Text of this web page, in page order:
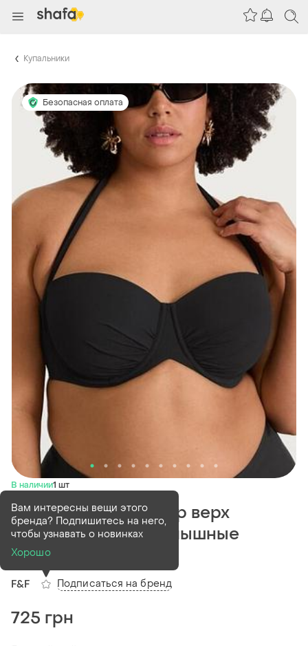
Купальники
Безопасная оплата
В наличии1 шт
90e 90f бюстгальтер верх
купальника лиф на пышные
формы
F&F
Вам интересны вещи этого
бренда? Подпишитесь на него,
чтобы узнавать о новинках
Хорошо
Подписаться на бренд
725 грн